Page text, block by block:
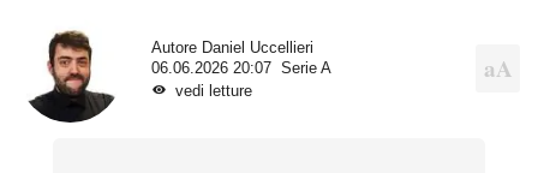
Autore Daniel Uccellieri
06.06.2026 20:07
Serie A
vedi letture